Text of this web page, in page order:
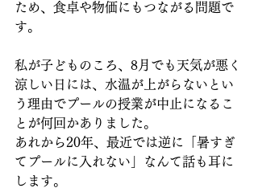
ため、食卓や物価にもつながる問題で
す。
私が子どものころ、8月でも天気が悪く
涼しい日には、水温が上がらないとい
う理由でプールの授業が中止になるこ
とが何回かありました。
あれから20年、最近では逆に「暑すぎ
てプールに入れない」なんて話も耳に
します。